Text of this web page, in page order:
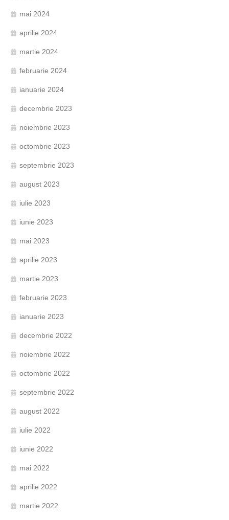
mai 2024
aprilie 2024
martie 2024
februarie 2024
ianuarie 2024
decembrie 2023
noiembrie 2023
octombrie 2023
septembrie 2023
august 2023
iulie 2023
iunie 2023
mai 2023
aprilie 2023
martie 2023
februarie 2023
ianuarie 2023
decembrie 2022
noiembrie 2022
octombrie 2022
septembrie 2022
august 2022
iulie 2022
iunie 2022
mai 2022
aprilie 2022
martie 2022